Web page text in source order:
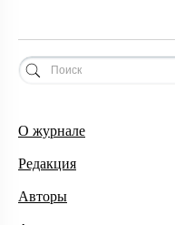
О журнале
Редакция
Авторы